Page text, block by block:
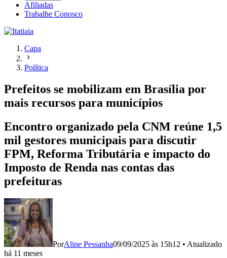
Afiliadas
Trabalhe Conosco
Capa
Política
Prefeitos se mobilizam em Brasília por
mais recursos para municípios
Encontro organizado pela CNM reúne 1,5
mil gestores municipais para discutir
FPM, Reforma Tributária e impacto do
Imposto de Renda nas contas das
prefeituras
PorAline Pessanha09/09/2025 às 15h12 • Atualizado
há 11 meses